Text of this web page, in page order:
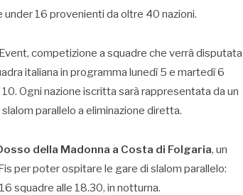
16 provenienti da oltre 40 nazioni.
competizione a squadre che verrà disputata
italiana in programma lunedì 5 e martedì 6
Ogni nazione iscritta sarà rappresentata da un
parallelo a eliminazione diretta.
della Madonna a Costa di Folgaria, un
per poter ospitare le gare di slalom parallelo:
squadre alle 18.30, in notturna.